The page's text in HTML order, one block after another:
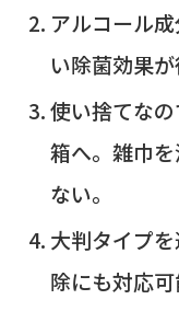
アルコール
い除菌効果が
使い捨てな
箱へ。雑巾
ない。
大判タイプ
除にも対応可